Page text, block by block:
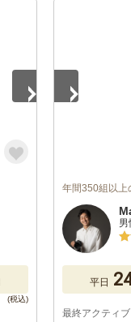
年間350組以上
平日
最終アクティ